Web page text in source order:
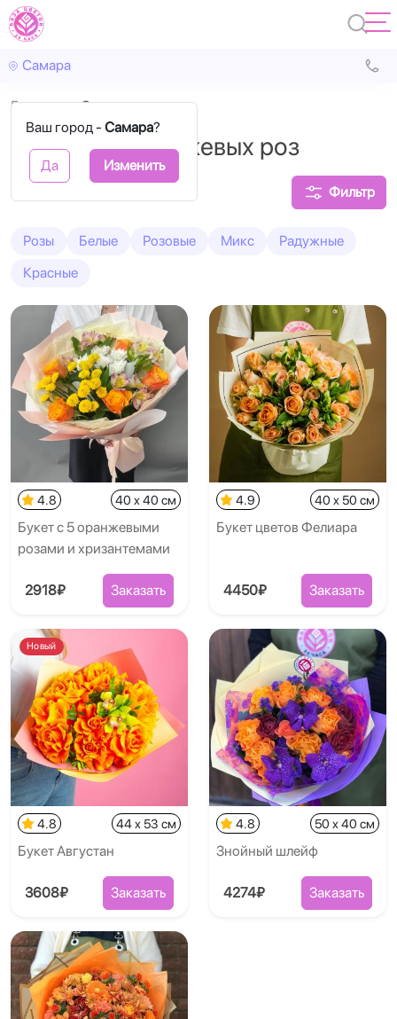
Самара
Ваш город - Самара?
Да Изменить
Главная Оранжевые
Букеты из оранжевых роз
Фильтр
Розы Белые Розовые Микс
Радужные
Красные
4.8 40 x 40 см
Букет с 5 оранжевыми
розами и хризантемами
2918₽ Заказать
4.9 40 x 50 см
Букет цветов Фелиара
4450₽ Заказать
Новый
4.8 44 x 53 см
Букет Августан
3608₽ Заказать
4.8 50 x 40 см
Знойный шлейф
4274₽ Заказать